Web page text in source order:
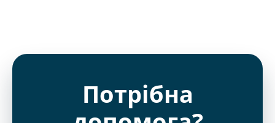
Потрібна